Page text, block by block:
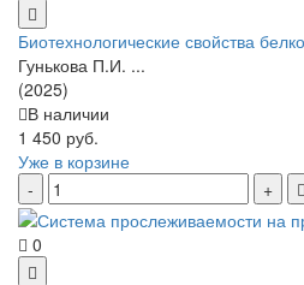
Биотехнологические свойства
Гунькова П.И. ...
(2025)
В наличии
1 450 руб.
Уже в корзине
0